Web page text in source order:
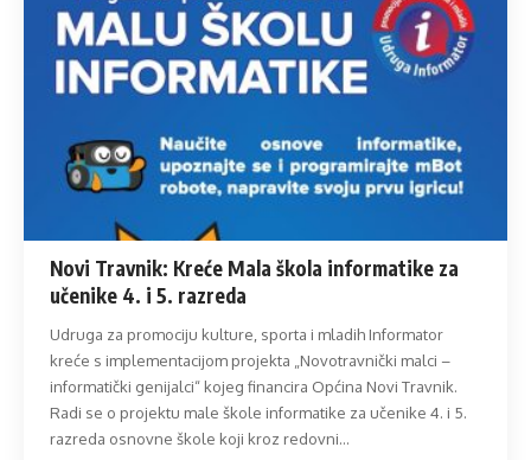
Novi Travnik: Kreće Mala škola informatike za
učenike 4. i 5. razreda
Udruga za promociju kulture, sporta i mladih Informator
kreće s implementacijom projekta „Novotravnički malci –
informatički genijalci“ kojeg financira Općina Novi Travnik.
Radi se o projektu male škole informatike za učenike 4. i 5.
razreda osnovne škole koji kroz redovni…